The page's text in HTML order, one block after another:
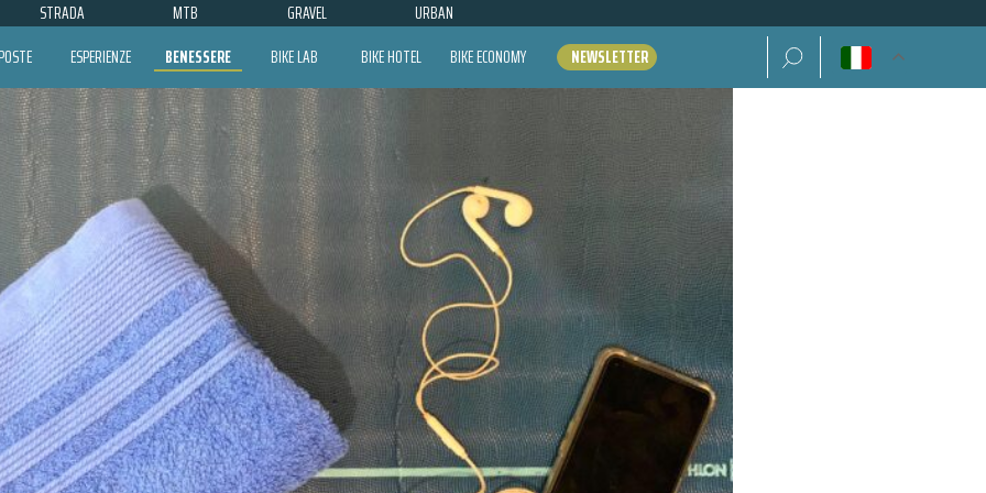
STRADA MTB GRAVEL URBAN
ESPERIENZE BENESSERE BIKE LAB BIKE HOTEL BIKE ECONOMY NEWSLETTER Ricerca per: